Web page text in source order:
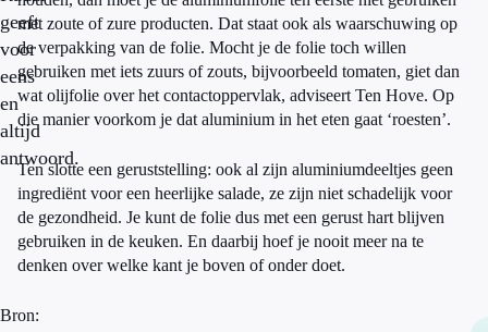
geeft
voor
eens
en
altijd
antwoord.
met zoute of zure producten. Dat staat ook als waarschuwing op
de verpakking van de folie. Mocht je de folie toch willen
gebruiken met iets zuurs of zouts, bijvoorbeeld tomaten, giet dan
wat olijfolie over het contactoppervlak, adviseert Ten Hove. Op
die manier voorkom je dat aluminium in het eten gaat ‘roesten’.
Ten slotte een geruststelling: ook al zijn aluminiumdeeltjes geen
ingrediënt voor een heerlijke salade, ze zijn niet schadelijk voor
de gezondheid. Je kunt de folie dus met een gerust hart blijven
gebruiken in de keuken. En daarbij hoef je nooit meer na te
denken over welke kant je boven of onder doet.
Bron: